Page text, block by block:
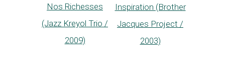
Nos Richesses
(Jazz Kreyol Trio /
2009)
Inspiration (Brother
Jacques Project /
2003)